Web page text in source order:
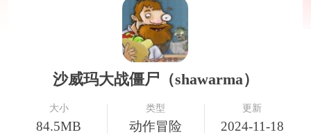
沙威玛大战僵尸（shawarma）
大小
84.5MB
类型
动作冒险
更新
2024-11-18